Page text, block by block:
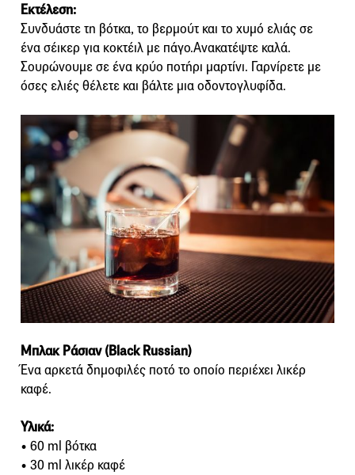
Εκτέλεση:
Συνδυάστε τη βότκα, το βερμούτ και το χυμό ελιάς σε
ένα σέικερ για κοκτέιλ με πάγο.Ανακατέψτε καλά.
Σουρώνουμε σε ένα κρύο ποτήρι μαρτίνι. Γαρνίρετε με
όσες ελιές θέλετε και βάλτε μια οδοντογλυφίδα.
Μπλακ Ράσιαν (Black Russian)
Ένα αρκετά δημοφιλές ποτό το οποίο περιέχει λικέρ
καφέ.
Υλικά:
• 60 ml βότκα
• 30 ml λικέρ καφέ